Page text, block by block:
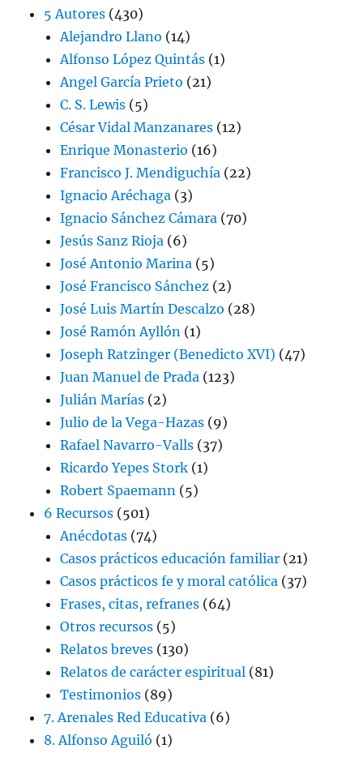
5 Autores (430)
Alejandro Llano (14)
Alfonso López Quintás (1)
Angel García Prieto (21)
C. S. Lewis (5)
César Vidal Manzanares (12)
Enrique Monasterio (16)
Francisco J. Mendiguchía (22)
Ignacio Aréchaga (3)
Ignacio Sánchez Cámara (70)
Jesús Sanz Rioja (6)
José Antonio Marina (5)
José Francisco Sánchez (2)
José Luis Martín Descalzo (28)
José Ramón Ayllón (1)
Joseph Ratzinger (Benedicto XVI) (47)
Juan Manuel de Prada (123)
Julián Marías (2)
Julio de la Vega-Hazas (9)
Rafael Navarro-Valls (37)
Ricardo Yepes Stork (1)
Robert Spaemann (5)
6 Recursos (501)
Anécdotas (74)
Casos prácticos educación familiar (21)
Casos prácticos fe y moral católica (37)
Frases, citas, refranes (64)
Otros recursos (5)
Relatos breves (130)
Relatos de carácter espiritual (81)
Testimonios (89)
7. Arenales Red Educativa (6)
8. Alfonso Aguiló (1)